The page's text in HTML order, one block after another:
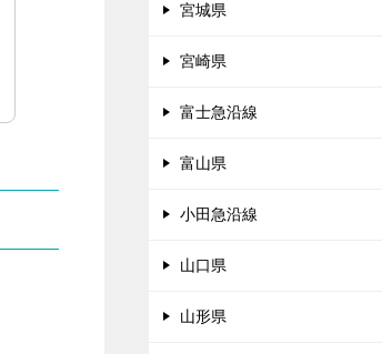
宮城県
宮崎県
富士急沿線
富山県
小田急沿線
山口県
山形県